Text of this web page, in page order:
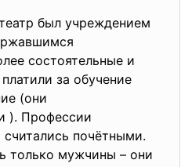
был учреждением
состоятельные и
за обучение
(они
). Профессии
почётными.
только мужчины – они